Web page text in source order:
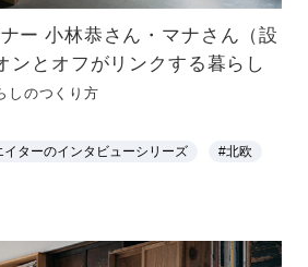
ー 小林恭さん・マナさん（設
ンとオフがリンクする暮らし
しのつくり方
イターのインタビューシリーズ #北欧